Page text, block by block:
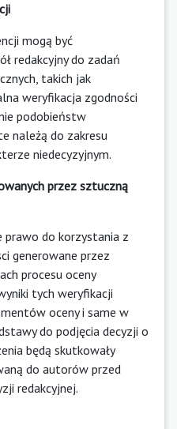
mogą być
redakcyjny do zadań
takich jak
weryfikacja zgodności
podobieństw
należą do zakresu
niedecyzyjnym.
przez sztuczną
prawo do korzystania z
generowane przez
procesu oceny
tych weryfikacji
oceny i same w
do podjęcia decyzji o
będą skutkowały
do autorów przed
redakcyjnej.